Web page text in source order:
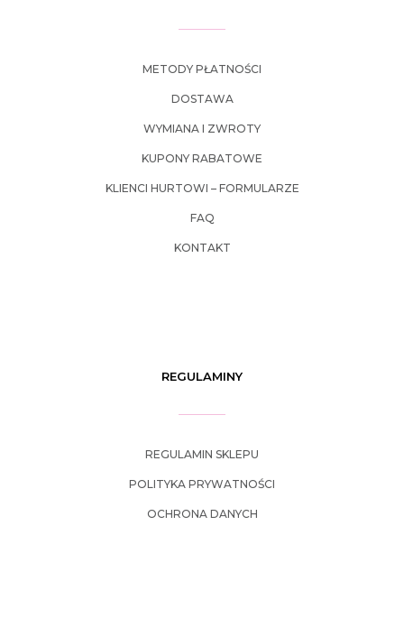
METODY PŁATNOŚCI
DOSTAWA
WYMIANA I ZWROTY
KUPONY RABATOWE
KLIENCI HURTOWI – FORMULARZE
FAQ
KONTAKT
REGULAMINY
REGULAMIN SKLEPU
POLITYKA PRYWATNOŚCI
OCHRONA DANYCH